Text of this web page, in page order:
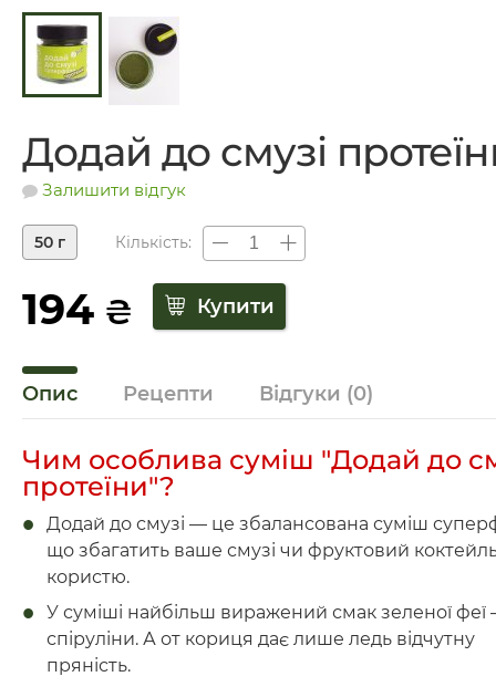
Додай до смузі
Залишити відгук
50 г Кількість:
194 ₴
Опис Рецепти Відгуки (0)
Чим особлива суміш "Додай до
протеїни"?
Додай до смузі — це збалансована суміш
що збагатить ваше смузі чи фруктовий
користю.
У суміші найбільш виражений смак зеленої феї
спіруліни. А от кориця дає лише ледь відчутну
пряність.